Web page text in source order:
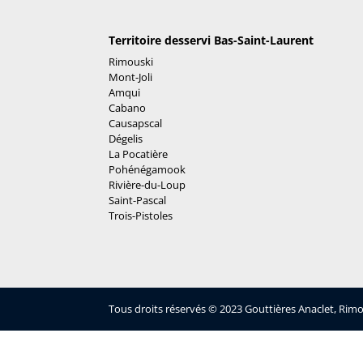
Territoire desservi Bas-Saint-Laurent
Rimouski
Mont-Joli
Amqui
Cabano
Causapscal
Dégelis
La Pocatière
Pohénégamook
Rivière-du-Loup
Saint-Pascal
Trois-Pistoles
Tous droits réservés © 2023 Gouttières Anaclet,